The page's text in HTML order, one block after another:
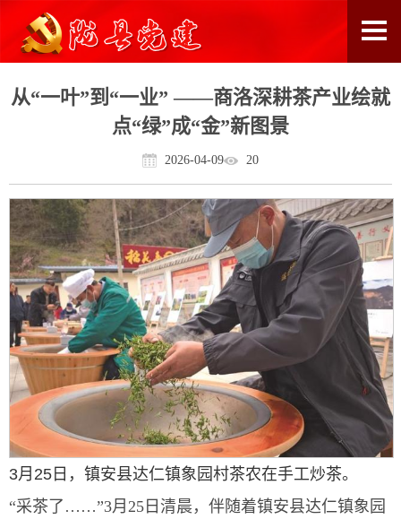
从“一叶”到“一业” ——商洛深耕茶产业绘就
点“绿”成“金”新图景
2026-04-09 20
3月25日，镇安县达仁镇象园村茶农在手工炒茶。
“采茶了……”3月25日清晨，伴随着镇安县达仁镇象园